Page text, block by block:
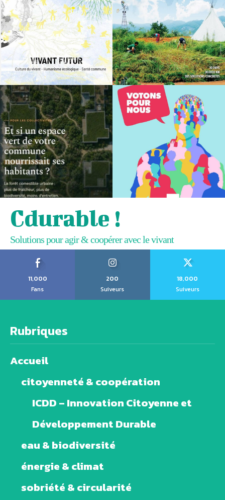
Cdurable !
Solutions pour agir & coopérer avec le vivant
11,000
Fans
200
Suiveurs
18,000
Suiveurs
Rubriques
Accueil
citoyenneté & coopération
ICDD – Innovation Citoyenne et
Développement Durable
eau & biodiversité
énergie & climat
sobriété & circularité